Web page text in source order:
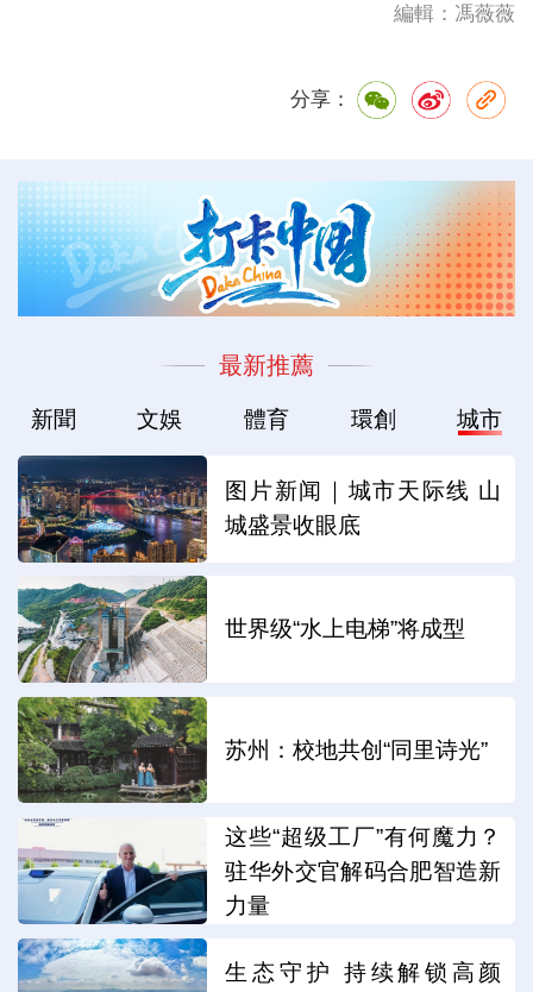
編輯：馮薇薇
分享：
最新推薦
新聞 文娛 體育 環創 城市
图片新闻｜城市天际线 山
城盛景收眼底
世界级“水上电梯”将成型
苏州：校地共创“同里诗光”
这些“超级工厂”有何魔力？
驻华外交官解码合肥智造新
力量
生态守护 持续解锁高颜